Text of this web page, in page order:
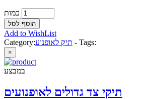
Add to WishList
Category:תיק לאופנוע - Tags:
×
במבצע
תיקי צד גדולים לאופנועים